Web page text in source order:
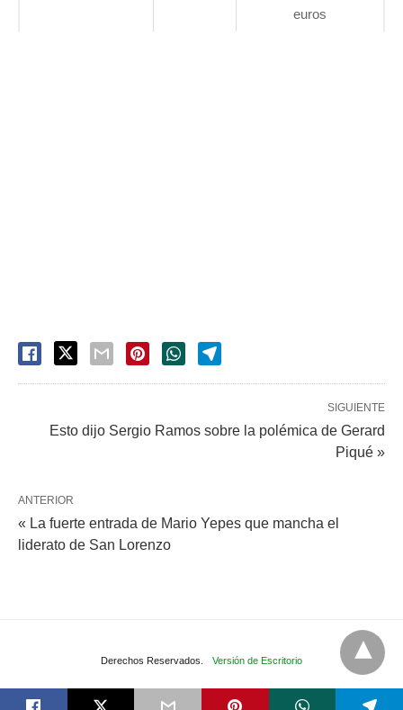
euros
SIGUIENTE
Esto dijo Sergio Ramos sobre la polémica de Gerard
Piqué »
ANTERIOR
« La fuerte entrada de Mario Yepes que mancha el
liderato de San Lorenzo
Derechos Reservados. Versión de Escritorio